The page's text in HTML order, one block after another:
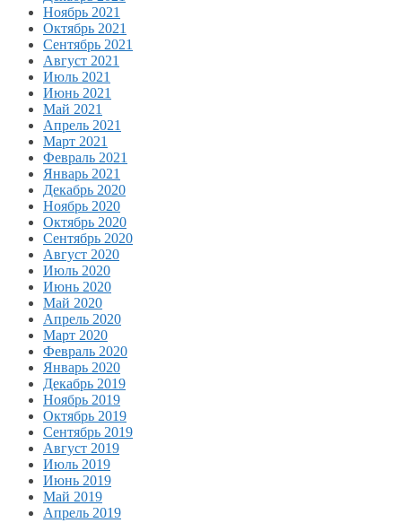
Ноябрь 2021
Октябрь 2021
Сентябрь 2021
Август 2021
Июль 2021
Июнь 2021
Май 2021
Апрель 2021
Март 2021
Февраль 2021
Январь 2021
Декабрь 2020
Ноябрь 2020
Октябрь 2020
Сентябрь 2020
Август 2020
Июль 2020
Июнь 2020
Май 2020
Апрель 2020
Март 2020
Февраль 2020
Январь 2020
Декабрь 2019
Ноябрь 2019
Октябрь 2019
Сентябрь 2019
Август 2019
Июль 2019
Июнь 2019
Май 2019
Апрель 2019